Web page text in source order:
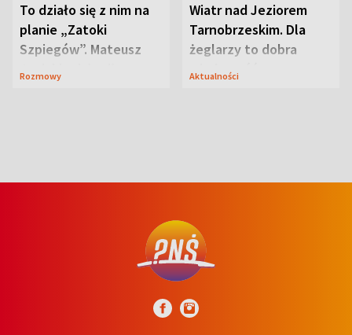
To działo się z nim na
planie „Zatoki
Szpiegów”. Mateusz
Janicki odsłonił
Rozmowy
Wiatr nad Jeziorem
Tarnobrzeskim. Dla
żeglarzy to dobra
wiadomość
Aktualności